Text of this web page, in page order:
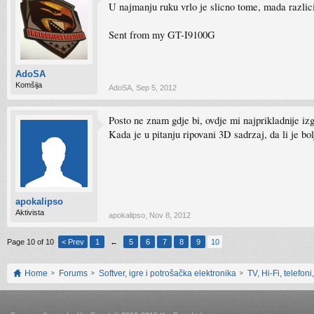
AdoSA
Komšija
U najmanju ruku vrlo je slicno tome, mada
Sent from my GT-I9100G
AdoSA Sep 5, 2012
apokalipso
Aktivista
Posto ne znam gdje bi, ovdje mi najprikladnije
Kada je u pitanju ripovani 3D sadrzaj, da li je
apokalipso Nov 8, 2012
Page 10 of 10 < Prev 1 ← 5 6 7 8 9 10
Home Forums Softver, igre i potrošačka elektronika TV, Hi-Fi,